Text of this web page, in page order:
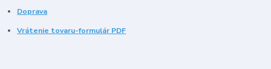
Doprava
Vrátenie tovaru-formulár PDF